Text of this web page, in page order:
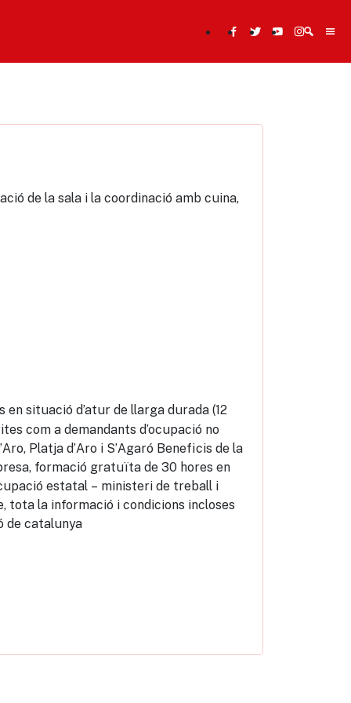
de la sala i la coordinació amb cuina,
situació d’atur de llarga durada (12
com a demandants d’ocupació no
Platja d’Aro i S’Agaró Beneficis de la
formació gratuïta de 30 hores en
estatal – ministeri de treball i
tota la informació i condicions incloses
de catalunya